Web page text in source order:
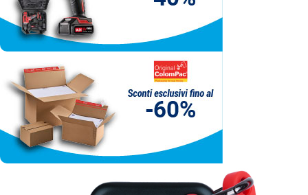
ordina ora
Ordina ora